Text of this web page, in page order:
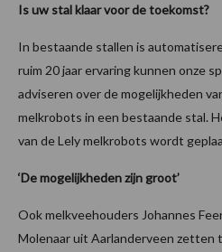
Is uw stal klaar voor de toekomst?
In bestaande stallen is
ruim 20 jaar ervaring kunnen onze
adviseren over de mogelijkheden
melkrobots in een bestaande stal.
van de Lely melkrobots wordt
‘De mogelijkheden zijn groot’
Ook melkveehouders Johannes
Molenaar uit Aarlanderveen zetten